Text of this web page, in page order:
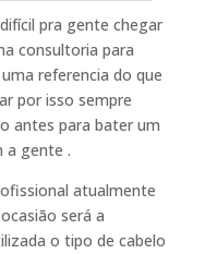
pra gente chegar
consultoria para
referencia do que
por isso sempre
antes para bater um
a gente .
atualmente
será a
o tipo de cabelo